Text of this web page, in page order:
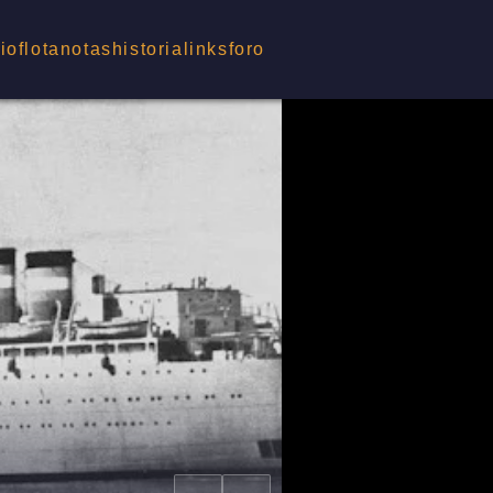
flota notas historia linksforo